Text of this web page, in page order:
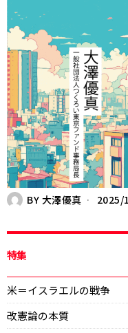
BY 大澤優真 2025/
特集
米＝イスラエルの戦争
改憲論の本質